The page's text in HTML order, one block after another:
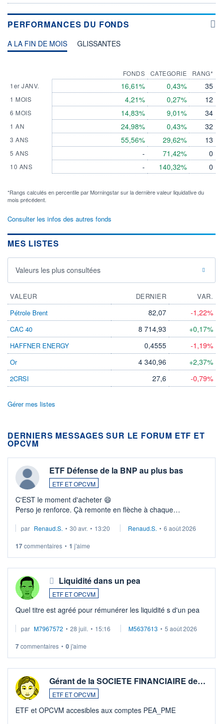
PERFORMANCES DU FONDS
A LA FIN DE MOIS GLISSANTES
1er JANV.
1 MOIS
6 MOIS
1 AN
3 ANS
5 ANS
10 ANS
FONDS
16,61%
4,21%
14,83%
24,98%
55,56%
-
-
CATEGORIE
0,43%
0,27%
9,01%
0,43%
29,62%
71,42%
140,32%
RANG*
35
12
34
32
13
0
0
*Rangs calculés en percentile par Morningstar sur la dernière valeur liquidative du
mois précédent.
Consulter les infos des autres fonds
MES LISTES
Valeurs les plus consultées
VALEUR DERNIER
VAR.
Pétrole Brent
82,07 -1,22%
CAC 40 8 714,93 +0,17%
HAFFNER ENERGY 0,4555 -1,19%
Or 4 340,96 +2,37%
2CRSI 27,6 -0,79%
Gérer mes listes
DERNIERS MESSAGES SUR LE FORUM ETF ET
OPCVM
ETF Défense de la BNP au plus bas
ETF ET OPCVM
C'EST le moment d'acheter 😄​
Perso je renforce. Çà remonte en flèche à chaque
Investissement long terme tip top pour sa retraite.
par Renaud.S. • 30 avr. • 13:20 Renaud.S. • 6 août 2026
17commentaires • 1 j'aime
Liquidité dans un pea
ETF ET OPCVM
Quel titre est agréé pour rémunérer les liquidité s d'un pea
par M7967572 • 28 juil. • 15:16 M5637613 • 5 août 2026
7commentaires • 0j'aime
Gérant de la SOCIETE FINANCIAIRE de…
ETF ET OPCVM
ETF et OPCVM accesibles aux comptes PEA_PME